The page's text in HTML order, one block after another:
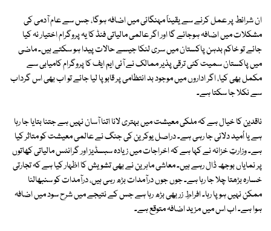
ان شرائط پر عمل کرنے سے یقیناً مہنگائی میں اضافہ ہوگا، جس سے عام آدمی کی
مشکلات میں اضافہ ہوجائے گا اور اگر عالمی مالیاتی فنڈ کا یہ پروگرام اختیار نہ کیا
جائے تو خاکم بدہن پاکستان میں سری لنکا جیسے حالات پیدا ہو سکتے ہیں۔ ماضی
میں پاکستان سمیت کئی ترقی پذیر ممالک نے آئی ایم ایف کا پروگرام کامیابی سے
مکمل بھی کیا، اگر اداروں میں موجود بد انتظامی پر قابو پا لیا جائے تو اب بھی اس گرداب
سے نکلا جا سکتا ہے۔
ناقدین کا خیال ہے کہ ملکی معیشت میں بہتری لانا اتنا آسان نہیں ہے جتنا بتایا جا رہا
ہے یا اُمید دلائی جا رہی ہے۔ دراصل یوکرین کی جنگ نے عالمی معیشت کو متاثر کیا
ہے۔ وزارتِ خزانہ نے کہا ہے کہ اخراجات میں زیادہ سبسڈیز اور گرانٹس مالیاتی کھاتوں
پر نمایاں بوجھ ڈال رہے ہیں۔ معاشی ماہرین نے بھی تشویش کا اظہار کیا ہے کہ تجارتی
خسارہ بڑھتا چلا جا رہا ہے۔ جوں جوں درآمدات بڑھ رہی ہیں، درآمدات کو سنبھالنا
ممکن نہیں ہو پا رہا۔ افراطِ زر بھی بڑھ رہا ہے جس کے نتیجے میں شرح سود میں اضافہ
ہوا ہے۔ اب اس میں مزید اضافہ متوقع ہے۔